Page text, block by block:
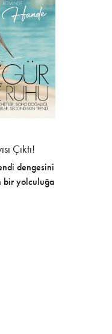
Çıktı!
dengesini
bir yolculuğa